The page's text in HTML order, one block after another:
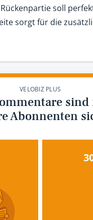
soll
sorgt für die
VELOBIZ PLUS
Abonnenten